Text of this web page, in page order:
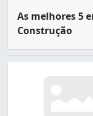
Alto Aririu (2)
As melhores 5
Construção
Palhoça é um